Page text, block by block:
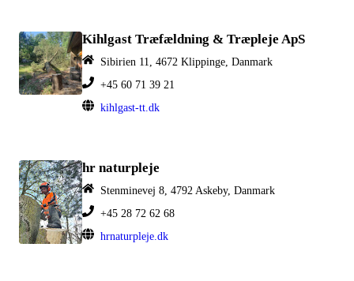
Kihlgast Træfældning & Træpleje ApS
Sibirien 11, 4672 Klippinge, Danmark
+45 60 71 39 21
kihlgast-tt.dk
hr naturpleje
Stenminevej 8, 4792 Askeby, Danmark
+45 28 72 62 68
hrnaturpleje.dk